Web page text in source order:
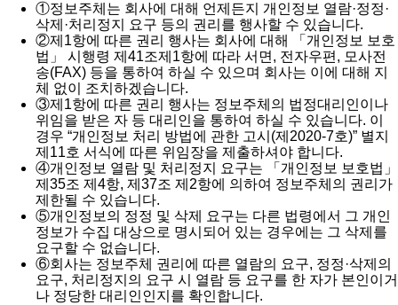
①정보주체는 회사에 대해 언제든지 개인정보 열람·정정·
삭제·처리정지 요구 등의 권리를 행사할 수 있습니다.
②제1항에 따른 권리 행사는 회사에 대해 「개인정보 보호
법」 시행령 제41조제1항에 따라 서면, 전자우편, 모사전
송(FAX) 등을 통하여 하실 수 있으며 회사는 이에 대해 지
체 없이 조치하겠습니다.
③제1항에 따른 권리 행사는 정보주체의 법정대리인이나
위임을 받은 자 등 대리인을 통하여 하실 수 있습니다. 이
경우 “개인정보 처리 방법에 관한 고시(제2020-7호)” 별지
제11호 서식에 따른 위임장을 제출하셔야 합니다.
④개인정보 열람 및 처리정지 요구는 「개인정보 보호법」
제35조 제4항, 제37조 제2항에 의하여 정보주체의 권리가
제한될 수 있습니다.
⑤개인정보의 정정 및 삭제 요구는 다른 법령에서 그 개인
정보가 수집 대상으로 명시되어 있는 경우에는 그 삭제를
요구할 수 없습니다.
⑥회사는 정보주체 권리에 따른 열람의 요구, 정정·삭제의
요구, 처리정지의 요구 시 열람 등 요구를 한 자가 본인이거
나 정당한 대리인인지를 확인합니다.